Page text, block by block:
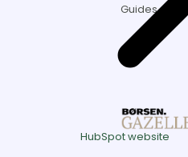
HubSpot website
Guides